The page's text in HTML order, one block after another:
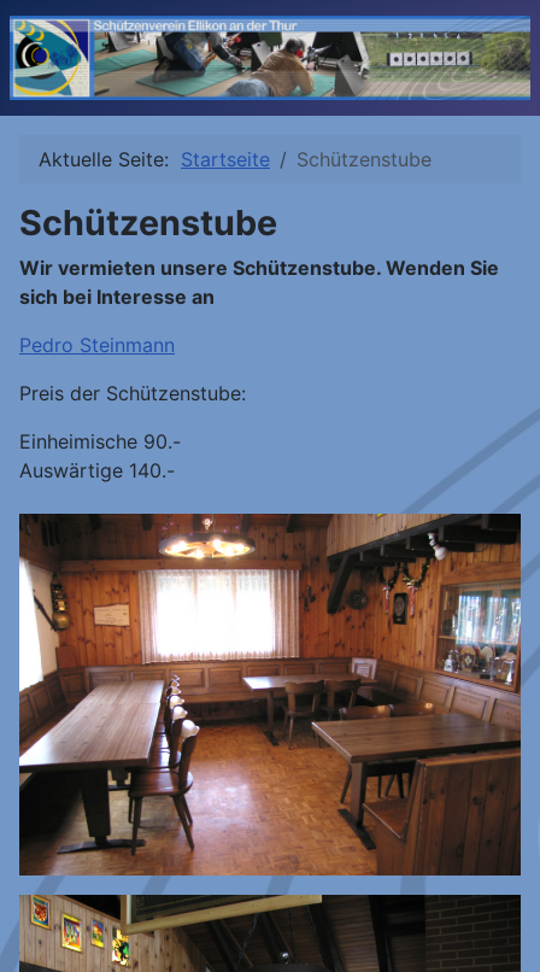
Aktuelle Seite: Startseite Schützenstube
Schützenstube
Wir vermieten unsere Schützenstube. Wenden Sie
sich bei Interesse an
Pedro Steinmann
Preis der Schützenstube:
Einheimische 90.-
Auswärtige 140.-